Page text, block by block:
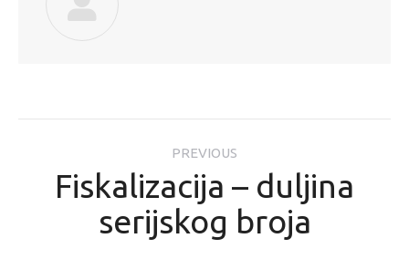
PREVIOUS
Previous
post:
Fiskalizacija – duljina
serijskog broja